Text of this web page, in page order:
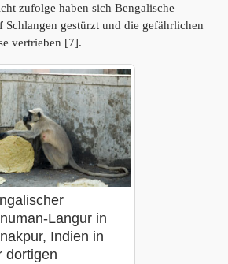
zufolge haben sich Bengalische
Schlangen gestürzt und die gefährlichen
vertrieben [7].
Langur in
Indien in
dortigen